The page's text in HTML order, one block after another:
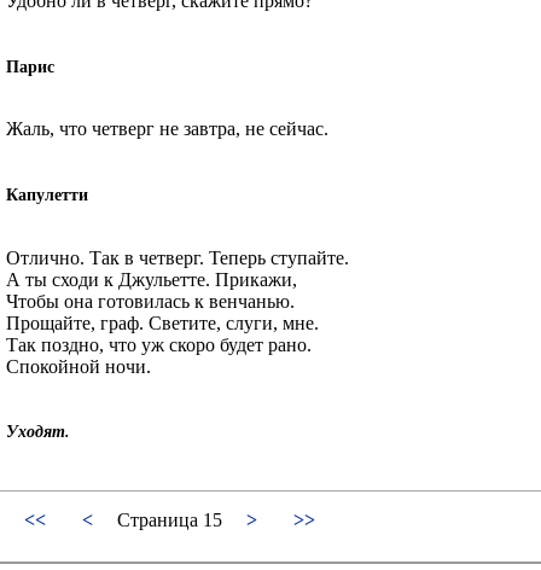
Парис
Жаль, что четверг не завтра, не сейчас.
Капулетти
Отлично. Так в четверг. Теперь ступайте.
А ты сходи к Джульетте. Прикажи,
Чтобы она готовилась к венчанью.
Прощайте, граф. Светите, слуги, мне.
Так поздно, что уж скоро будет рано.
Спокойной ночи.
Уходят.
<< < Страница 15 > >>